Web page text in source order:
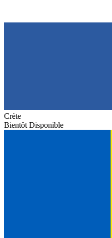
Crète
Bientôt Disponible